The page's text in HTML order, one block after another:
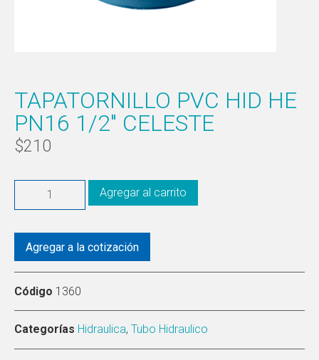
TAPATORNILLO PVC HID HE
PN16 1/2″ CELESTE
$210
Agregar al carrito
Agregar a la cotización
Código 1360
Categorías Hidraulica, Tubo Hidraulico